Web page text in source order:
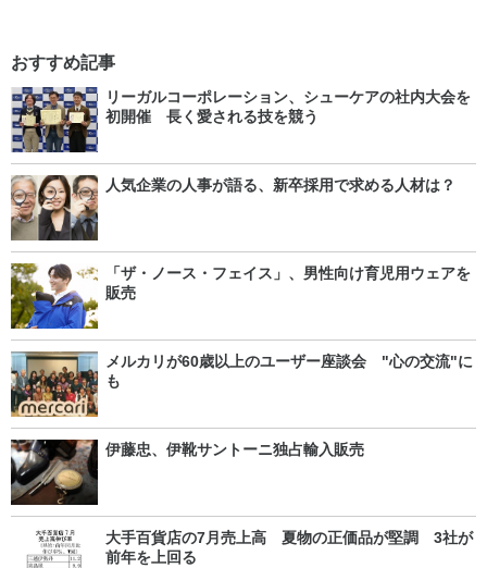
おすすめ記事
リーガルコーポレーション、シューケアの社内大会を
初開催 長く愛される技を競う
人気企業の人事が語る、新卒採用で求める人材は？
「ザ・ノース・フェイス」、男性向け育児用ウェアを
販売
メルカリが60歳以上のユーザー座談会 "心の交流"に
も
伊藤忠、伊靴サントーニ独占輸入販売
大手百貨店の7月売上高 夏物の正価品が堅調 3社が
前年を上回る